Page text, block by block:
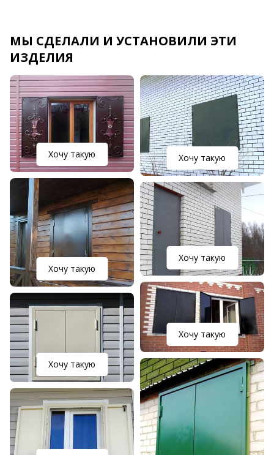
МЫ СДЕЛАЛИ И УСТАНОВИЛИ ЭТИ
ИЗДЕЛИЯ
Хочу такую
Хочу такую
Хочу такую
Хочу такую
Хочу такую
Хочу такую